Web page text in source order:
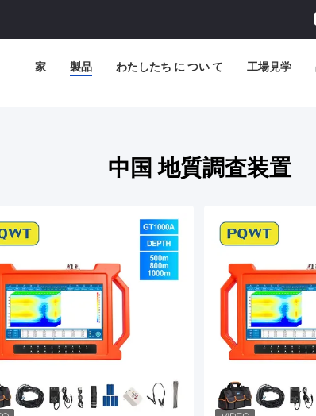
家 製品 わたしたち に つい て 工場見学
中国 地質調査装置